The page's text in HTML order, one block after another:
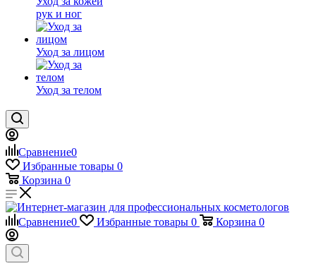
рук и ног
Уход за лицом
Уход за телом
Сравнение0
Избранные товары 0
Корзина 0
Сравнение0 Избранные товары 0 Корзина 0